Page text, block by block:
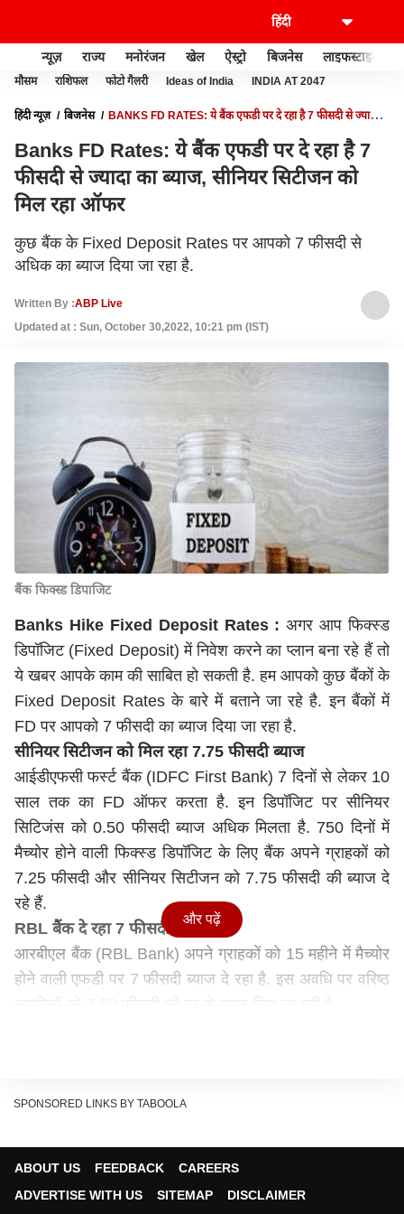
न्यूज़ राज्य मनोरंजन खेल ऐस्ट्रो बिजनेस लाइफस्टाइल
मौसम राशिफल फोटो गैलरी Ideas of India INDIA AT 2047
हिंदी न्यूज़ बिजनेस
BANKS FD RATES: ये बैंक एफडी पर दे रहा है 7 फीसदी से ज्यादा
Banks FD Rates: ये बैंक एफडी पर दे रहा है 7
फीसदी से ज्यादा का ब्याज, सीनियर सिटीजन को
मिल रहा ऑफर
कुछ बैंक के Fixed Deposit Rates पर आपको 7 फीसदी से
अधिक का ब्याज दिया जा रहा है.
Written By :ABP Live
Updated at : Sun, October 30,2022, 10:21 pm (IST)
बैंक फिक्स्ड डिपाजिट
Banks Hike Fixed Deposit Rates : अगर आप फिक्स्ड
डिपॉजिट (Fixed Deposit) में निवेश करने का प्लान बना रहे हैं तो
ये खबर आपके काम की साबित हो सकती है. हम आपको कुछ बैंकों के
Fixed Deposit Rates के बारे में बताने जा रहे है. इन बैंकों में
FD पर आपको 7 फीसदी का ब्याज दिया जा रहा है.
सीनियर सिटीजन को मिल रहा 7.75 फीसदी ब्याज
आईडीएफसी फर्स्ट बैंक (IDFC First Bank) 7 दिनों से लेकर 10
साल तक का FD ऑफर करता है. इन डिपॉजिट पर सीनियर
सिटिजंस को 0.50 फीसदी ब्याज अधिक मिलता है. 750 दिनों में
मैच्योर होने वाली फिक्स्ड डिपॉजिट के लिए बैंक अपने ग्राहकों को
7.25 फीसदी और सीनियर सिटीजन को 7.75 फीसदी की ब्याज दे
रहे हैं.
RBL बैंक दे रहा 7 फीसदी ब्याज
आरबीएल बैंक (RBL Bank) अपने ग्राहकों को 15 महीने में मैच्योर
होने वाली एफडी पर 7 फीसदी ब्याज दे रहा है. इस अवधि पर वरिष्ठ
की है. नई बढ़ोतरी के अनुसार यूनियन बैंक 7 दिनों से लेकर 10 साल
और पढ़ें
SPONSORED LINKS BY TABOOLA
ABOUT US FEEDBACK
CAREERS
ADVERTISE WITH US
SITEMAP DISCLAIMER